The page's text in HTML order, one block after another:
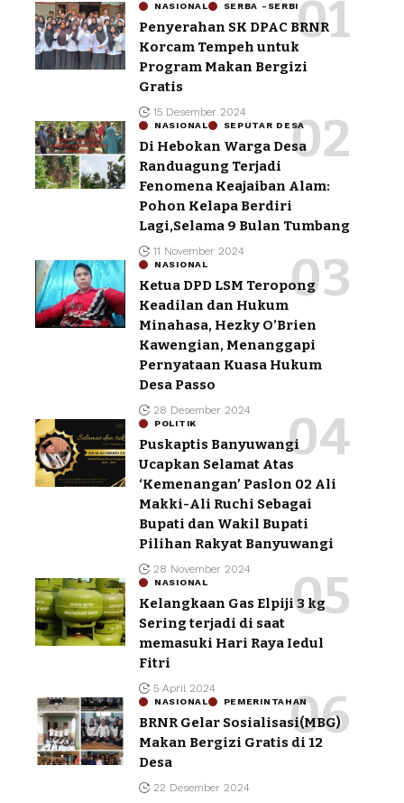
NASIONAL SERBA -SERBI
Penyerahan SK DPAC BRNR
Korcam Tempeh untuk
Program Makan Bergizi
Gratis
15 Desember 2024
NASIONAL SEPUTAR DESA
Di Hebokan Warga Desa
Randuagung Terjadi
Fenomena Keajaiban Alam:
Pohon Kelapa Berdiri
Lagi,Selama 9 Bulan Tumbang
11 November 2024
NASIONAL
Ketua DPD LSM Teropong
Keadilan dan Hukum
Minahasa, Hezky O’Brien
Kawengian, Menanggapi
Pernyataan Kuasa Hukum
Desa Passo
28 Desember 2024
POLITIK
Puskaptis Banyuwangi
Ucapkan Selamat Atas
‘Kemenangan’ Paslon 02 Ali
Makki-Ali Ruchi Sebagai
Bupati dan Wakil Bupati
Pilihan Rakyat Banyuwangi
28 November 2024
NASIONAL
Kelangkaan Gas Elpiji 3 kg
Sering terjadi di saat
memasuki Hari Raya Iedul
Fitri
5 April 2024
NASIONAL PEMERINTAHAN
BRNR Gelar Sosialisasi(MBG)
Makan Bergizi Gratis di 12
Desa
22 Desember 2024